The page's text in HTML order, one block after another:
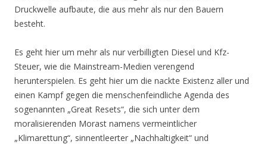
Druckwelle aufbaute, die aus mehr als nur den Bauern
besteht.
Es geht hier um mehr als nur verbilligten Diesel und Kfz-
Steuer, wie die Mainstream-Medien verengend
herunterspielen. Es geht hier um die nackte Existenz aller und
einen Kampf gegen die menschenfeindliche Agenda des
sogenannten „Great Resets“, die sich unter dem
moralisierenden Morast namens vermeintlicher
„Klimarettung“, sinnentleerter „Nachhaltigkeit“ und